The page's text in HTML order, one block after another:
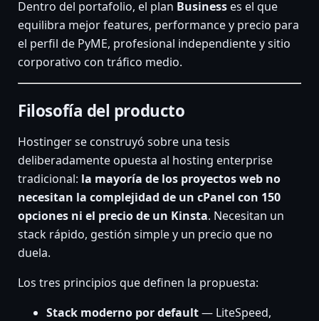
Dentro del portafolio, el plan Business es el que
equilibra mejor features, performance y precio para
el perfil de PyME, profesional independiente y sitio
corporativo con tráfico medio.
Filosofía del producto
Hostinger se construyó sobre una tesis
deliberadamente opuesta al hosting enterprise
tradicional: la mayoría de los proyectos web no
necesitan la complejidad de un cPanel con 150
opciones ni el precio de un Kinsta. Necesitan un
stack rápido, gestión simple y un precio que no
duela.
Los tres principios que definen la propuesta:
Stack moderno por default— LiteSpeed,